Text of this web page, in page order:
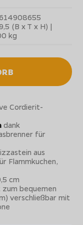
(B x T x H) |
kg
Cordierit-
dank
für
aus
Flammkuchen,
cm
bequemen
verschließbar mit